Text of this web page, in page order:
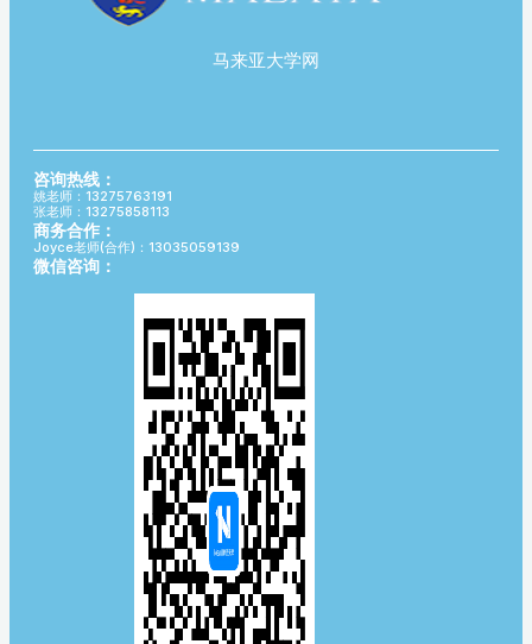
马来亚大学网
咨询热线：
姚老师：13275763191
张老师：13275858113
商务合作：
Joyce老师(合作)：13035059139
微信咨询：